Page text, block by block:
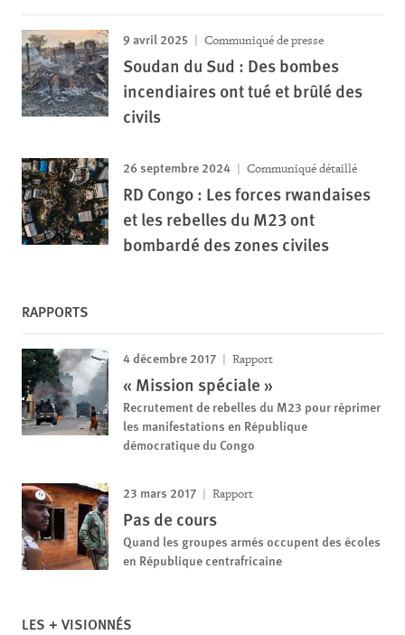
9 avril 2025 Communiqué de presse
Soudan du Sud : Des bombes
incendiaires ont tué et brûlé des
civils
26 septembre 2024 Communiqué détaillé
RD Congo : Les forces rwandaises
et les rebelles du M23 ont
bombardé des zones civiles
RAPPORTS
4 décembre 2017 Rapport
« Mission spéciale »
Recrutement de rebelles du M23 pour réprimer
les manifestations en République
démocratique du Congo
23 mars 2017 Rapport
Pas de cours
Quand les groupes armés occupent des écoles
en République centrafricaine
LES + VISIONNÉS